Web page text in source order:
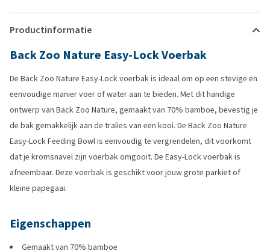
Productinformatie
Back Zoo Nature Easy-Lock Voerbak
De Back Zoo Nature Easy-Lock voerbak is ideaal om op een stevige en
eenvoudige manier voer of water aan te bieden. Met dit handige
ontwerp van Back Zoo Nature, gemaakt van 70% bamboe, bevestig je
de bak gemakkelijk aan de tralies van een kooi. De Back Zoo Nature
Easy-Lock Feeding Bowl is eenvoudig te vergrendelen, dit voorkomt
dat je kromsnavel zijn voerbak omgooit. De Easy-Lock voerbak is
afneembaar. Deze voerbak is geschikt voor jouw grote parkiet of
kleine papegaai.
Eigenschappen
Gemaakt van 70% bamboe